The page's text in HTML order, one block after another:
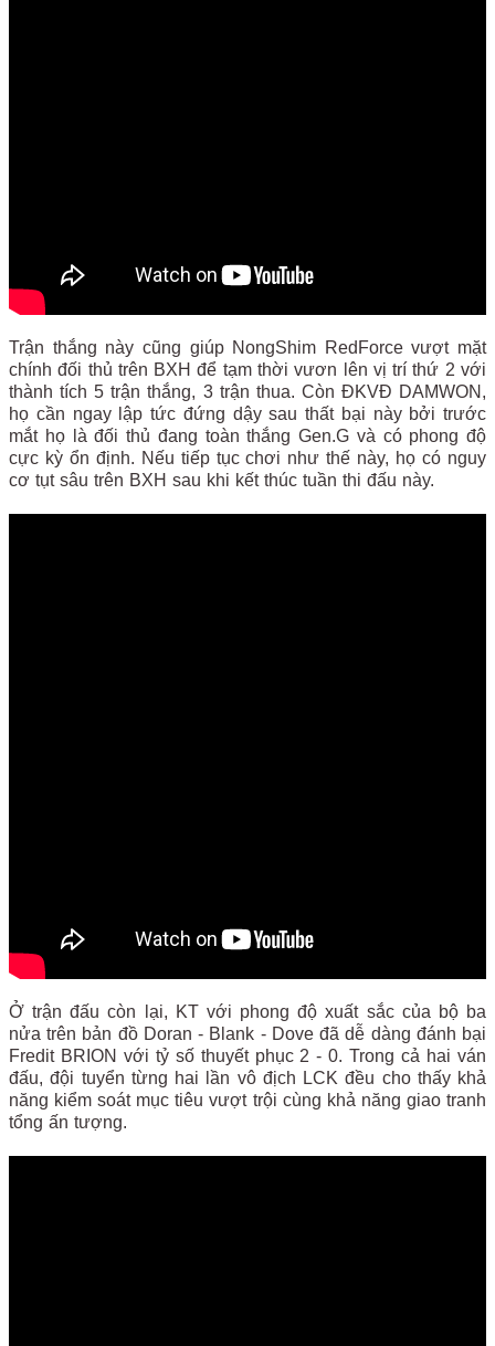
Trận thắng này cũng giúp NongShim RedForce vượt mặt
chính đối thủ trên BXH để tạm thời vươn lên vị trí thứ 2 với
thành tích 5 trận thắng, 3 trận thua. Còn ĐKVĐ DAMWON,
họ cần ngay lập tức đứng dậy sau thất bại này bởi trước
mắt họ là đối thủ đang toàn thắng Gen.G và có phong độ
cực kỳ ổn định. Nếu tiếp tục chơi như thế này, họ có nguy
cơ tụt sâu trên BXH sau khi kết thúc tuần thi đấu này.
Ở trận đấu còn lại, KT với phong độ xuất sắc của bộ ba
nửa trên bản đồ Doran - Blank - Dove đã dễ dàng đánh bại
Fredit BRION với tỷ số thuyết phục 2 - 0. Trong cả hai ván
đấu, đội tuyển từng hai lần vô địch LCK đều cho thấy khả
năng kiểm soát mục tiêu vượt trội cùng khả năng giao tranh
tổng ấn tượng.